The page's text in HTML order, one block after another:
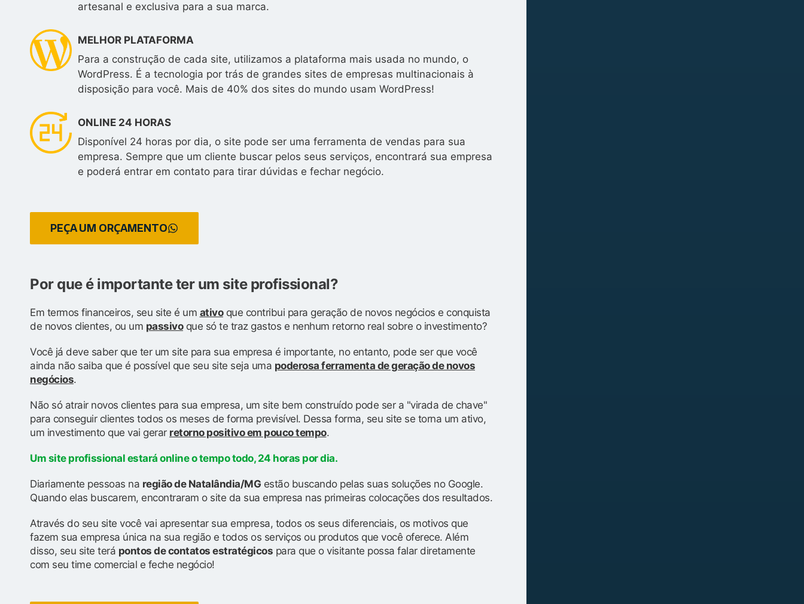
artesanal e exclusiva para a sua marca.
MELHOR PLATAFORMA
Para a construção de cada site, utilizamos a plataforma mais usada no mundo, o
WordPress. É a tecnologia por trás de grandes sites de empresas multinacionais à
disposição para você. Mais de 40% dos sites do mundo usam WordPress!
ONLINE 24 HORAS
Disponível 24 horas por dia, o site pode ser uma ferramenta de vendas para sua
empresa. Sempre que um cliente buscar pelos seus serviços, encontrará sua empresa
e poderá entrar em contato para tirar dúvidas e fechar negócio.
PEÇA UM ORÇAMENTO
Por que é importante ter um site profissional?
Em termos financeiros, seu site é um ativoque contribui para geração de novos negócios e conquista
de novos clientes, ou um passivoque só te traz gastos e nenhum retorno real sobre o investimento?
Você já deve saber que ter um site para sua empresa é importante, no entanto, pode ser que você
ainda não saiba que é possível que seu site seja uma poderosa ferramenta de geração de novos
negócios.
Não só atrair novos clientes para sua empresa, um site bem construído pode ser a "virada de chave"
para conseguir clientes todos os meses de forma previsível. Dessa forma, seu site se torna um ativo,
um investimento que vai gerar retorno positivo em pouco tempo.
Um site profissional estará online o tempo todo, 24 horas por dia.
Diariamente pessoas na região de Natalândia/MG estão buscando pelas suas soluções no Google.
Quando elas buscarem, encontraram o site da sua empresa nas primeiras colocações dos resultados.
Através do seu site você vai apresentar sua empresa, todos os seus diferenciais, os motivos que
fazem sua empresa única na sua região e todos os serviços ou produtos que você oferece. Além
disso, seu site terá pontos de contatos estratégicos para que o visitante possa falar diretamente
com seu time comercial e feche negócio!